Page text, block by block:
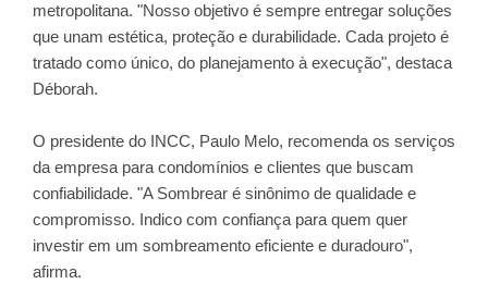
metropolitana. "Nosso objetivo é sempre entregar soluções
que unam estética, proteção e durabilidade. Cada projeto é
tratado como único, do planejamento à execução", destaca
Déborah.
O presidente do INCC, Paulo Melo, recomenda os serviços
da empresa para condomínios e clientes que buscam
confiabilidade. "A Sombrear é sinônimo de qualidade e
compromisso. Indico com confiança para quem quer
investir em um sombreamento eficiente e duradouro",
afirma.